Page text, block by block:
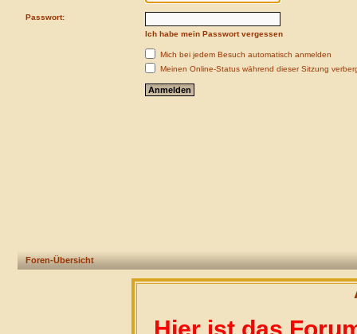
Passwort:
Ich habe mein Passwort vergessen
Mich bei jedem Besuch automatisch anmelden
Meinen Online-Status während dieser Sitzung
Foren-Übersicht
Hier ist das